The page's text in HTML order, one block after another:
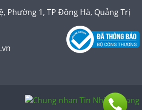
Phường 1, TP Đông Hà, Quảng Trị